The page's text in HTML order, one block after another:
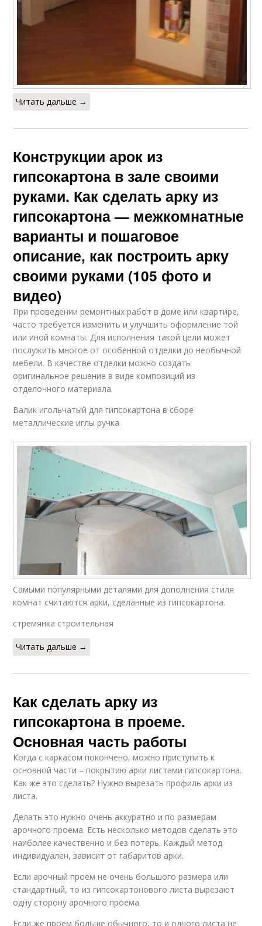
Читать дальше →
Конструкции арок из
гипсокартона в зале своими
руками. Как сделать арку из
гипсокартона — межкомнатные
варианты и пошаговое
описание, как построить арку
своими руками (105 фото и
видео)
При проведении ремонтных работ в доме или квартире,
часто требуется изменить и улучшить оформление той
или иной комнаты. Для исполнения такой цели может
послужить многое от особенной отделки до необычной
мебели. В качестве отделки можно создать
оригинальное решение в виде композиций из
отделочного материала.
Валик игольчатый для гипсокартона в сборе
металлические иглы ручка
Самыми популярными деталями для дополнения стиля
комнат считаются арки, сделанные из гипсокартона.
стремянка строительная
Читать дальше →
Как сделать арку из
гипсокартона в проеме.
Основная часть работы
Когда с каркасом покончено, можно приступить к
основной части – покрытию арки листами гипсокартона.
Как же это сделать? Нужно вырезать профиль арки из
листа.
Делать это нужно очень аккуратно и по размерам
арочного проема. Есть несколько методов сделать это
наиболее качественно и без потерь. Каждый метод
индивидуален, зависит от габаритов арки.
Если арочный проем не очень большого размера или
стандартный, то из гипсокартонового листа вырезают
одну сторону арочного проема.
Если же проем больше обычного, то и одного листа не